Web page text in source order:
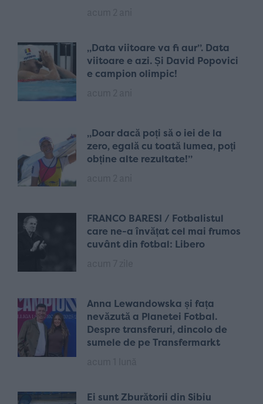
„Data viitoare va fi aur”. Data
viitoare e azi. Și David Popovici
e campion olimpic!
„Doar dacă poți să o iei de la
zero, egală cu toată lumea, poți
obține alte rezultate!”
FRANCO BARESI / Fotbalistul
care ne-a învățat cel mai frumos
cuvânt din fotbal: Libero
Anna Lewandowska și fața
nevăzută a Planetei Fotbal.
Despre transferuri, dincolo de
sumele de pe Transfermarkt
Ei sunt Zburătorii din Sibiu